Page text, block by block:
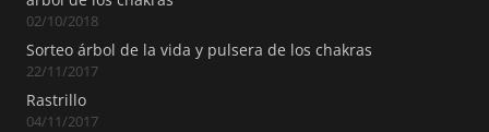
02/10/2018
Sorteo árbol de la vida y pulsera de los chakras
22/11/2017
Rastrillo
04/11/2017